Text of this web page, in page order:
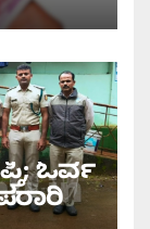
ಓರ್ವ